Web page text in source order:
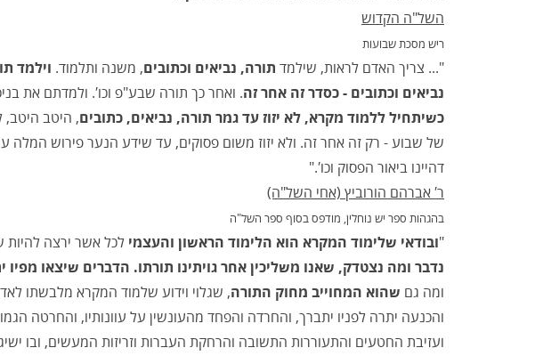
השל"ה הקדוש
ריש מסכת שבועות
"... צריך האדם לראות, שילמד תורה, נביאים וכתובים, משנה ותלמוד. וילמד
נביאים וכתובים - כסדר זה אחר זה. ואחר כך תורה שבע"פ וכו′. ולמדתם את
כשיתחיל ללמוד מקרא, לא יזוז עד גמר תורה, נביאים, כתובים, היטב
של שבוע - רק זה אחר זה. ולא יזוז משום פסוקים, עד שידע הנער פירוש המלה
דהיינו ביאור הפסוק וכו′."
ר′ אברהם הורוביץ (אחי השל"ה)
בהגהות ספר יש נוחלין, מודפס בסוף ספר השל"ה
"ובודאי שלימוד המקרא הוא הלימוד הראשון והעצמי לכל אשר ירצה
נדבר ומה נצטדק, שאנו משליכין אחר גויתינו תורתו. הדברים שיצאו
ומה גם שהוא המחוייב מחוק התורה, שגלוי וידוע שלמוד המקרא מלבשתו
והכנעה יתרה לפניו יתברך, והחרדה והפחד מהעונשין על עוונותיו, והחרטה
ועזיבת החטעים והתעוררות התשובה והרחקת העברות וזריזות המעשים, ובו